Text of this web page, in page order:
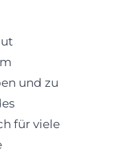
und zu
für viele